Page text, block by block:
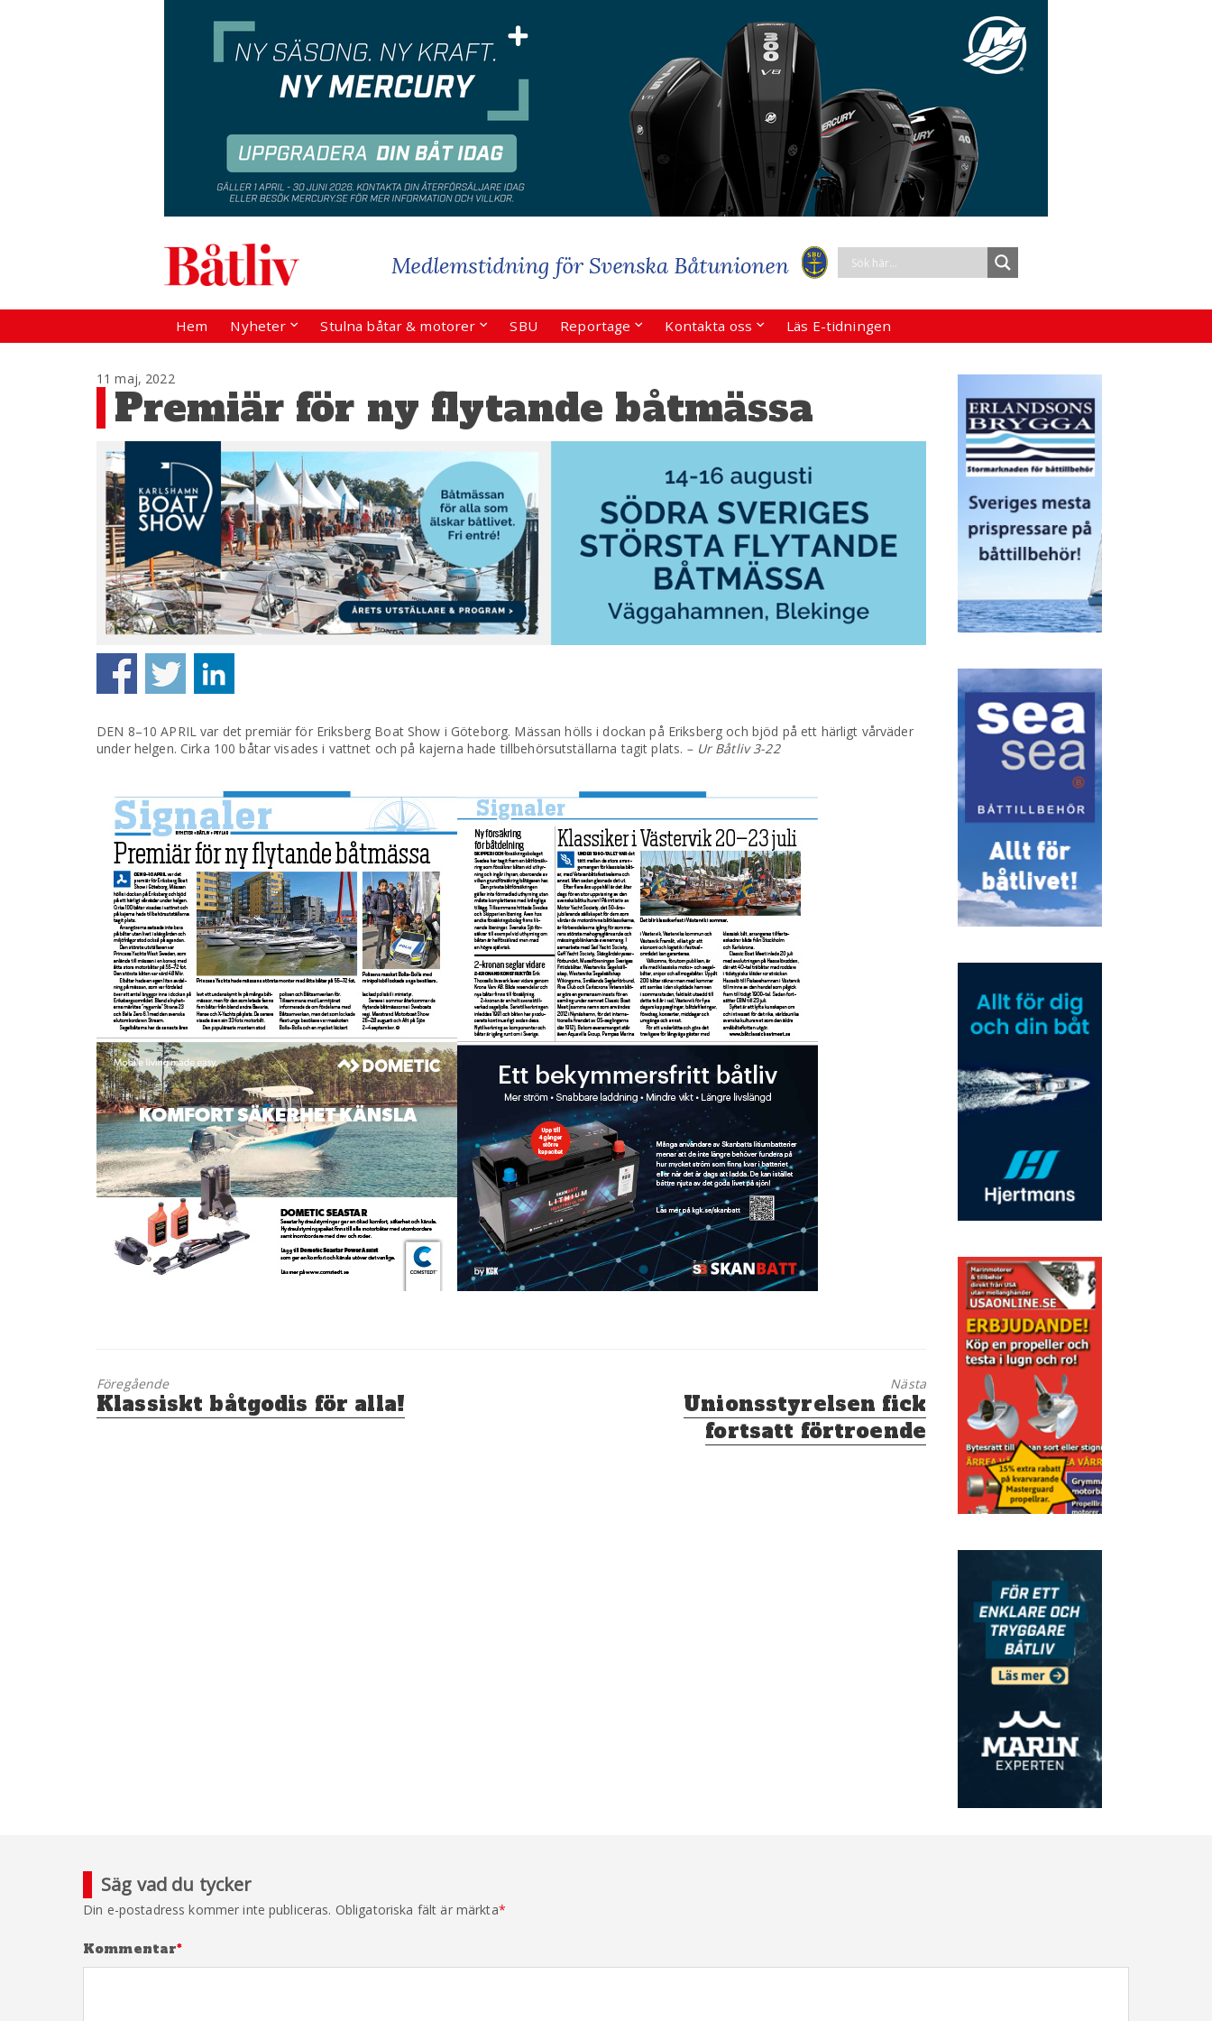
Hem Nyheter Stulna båtar & motorer SBU Reportage Kontakta oss Läs E-tidningen
11 maj, 2022
Premiär för ny flytande båtmässa
DEN 8–10 APRIL var det premiär för Eriksberg Boat Show i Göteborg. Mässan hölls i dockan på Eriksberg och bjöd på ett härligt vårväder
under helgen. Cirka 100 båtar visades i vattnet och på kajerna hade tillbehörsutställarna tagit plats. – Ur Båtliv 3-22
Föregående
Föregående
inlägg:
Klassiskt båtgodis för alla!
Nästa
Nästa
inlägg:
Unionsstyrelsen fick
fortsatt förtroende
Säg vad du tycker
Din e-postadress kommer inte publiceras. Obligatoriska fält är märkta*
Kommentar*